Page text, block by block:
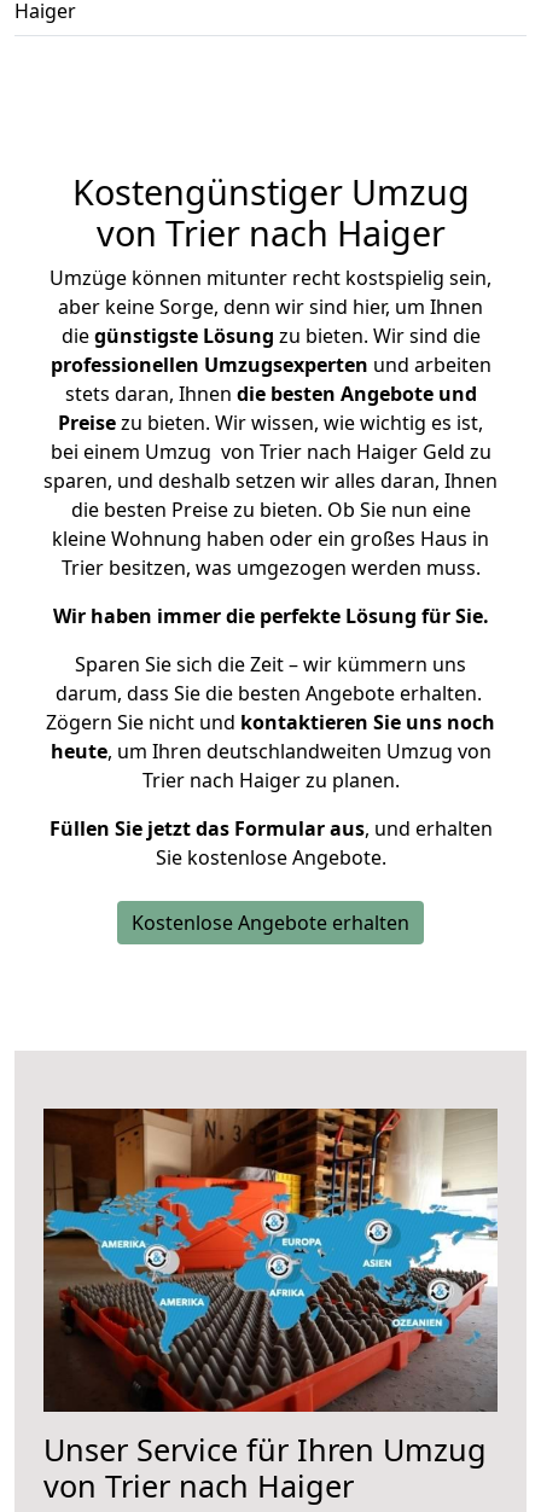
Haiger
Kostengünstiger Umzug
von Trier nach Haiger
Umzüge können mitunter recht kostspielig sein,
aber keine Sorge, denn wir sind hier, um Ihnen
diegünstigste Lösung zu bieten. Wir sind die
professionellen Umzugsexperten und arbeiten
stets daran, Ihnen die besten Angebote und
Preisezu bieten. Wir wissen, wie wichtig es ist,
bei einem Umzug von Trier nach Haiger Geld zu
sparen, und deshalb setzen wir alles daran, Ihnen
die besten Preise zu bieten. Ob Sie nun eine
kleine Wohnung haben oder ein großes Haus in
Trier besitzen, was umgezogen werden muss.
Wir haben immer die perfekte Lösung für Sie.
Sparen Sie sich die Zeit – wir kümmern uns
darum, dass Sie die besten Angebote erhalten.
Zögern Sie nicht und kontaktieren Sie uns noch
heute, um Ihren deutschlandweiten Umzug von
Trier nach Haiger zu planen.
Füllen Sie jetzt das Formular aus, und erhalten
Sie kostenlose Angebote.
Kostenlose Angebote erhalten
Unser Service für Ihren Umzug
von Trier nach Haiger